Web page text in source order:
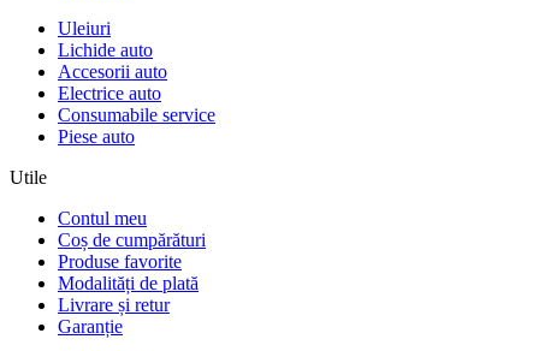
Uleiuri
Lichide auto
Accesorii auto
Electrice auto
Consumabile service
Piese auto
Utile
Contul meu
Coș de cumpărături
Produse favorite
Modalități de plată
Livrare și retur
Garanție